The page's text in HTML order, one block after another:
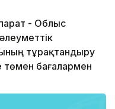
- Облыс
тұрақтандыру
төмен бағалармен